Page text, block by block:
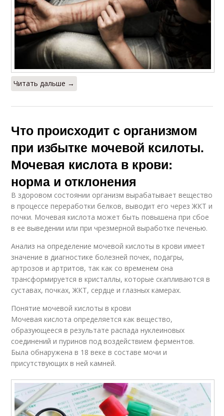
Читать дальше →
Что происходит с организмом
при избытке мочевой ксилоты.
Мочевая кислота в крови:
норма и отклонения
В здоровом состоянии организм вырабатывает вещество
в процессе переработки белков, выводит его через ЖКТ и
почки. Мочевая кислота может быть повышена при сбое
в ее выведении или при чрезмерной выработке печенью.
Анализ на определение мочевой кислоты в крови имеет
значение в диагностике болезней почек, подагры,
артрозов и артритов, так как со временем она
трансформируется в кристаллы, которые скапливаются в
суставах, почках, ЖКТ, сердце и глазных камерах.
Понятие мочевой кислоты в крови
Мочевая кислота определяется как вещество,
образующееся в результате распада нуклеиновых
соединений и пуринов под воздействием ферментов.
Была обнаружена в 18 веке в составе мочи и
присутствующих в ней камней.